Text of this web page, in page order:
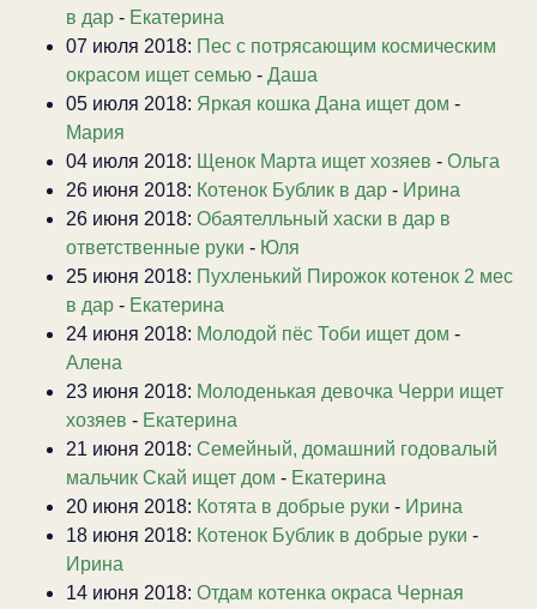
в дар - Екатерина
07 июля 2018: Пес с потрясающим космическим
окрасом ищет семью - Даша
05 июля 2018: Яркая кошка Дана ищет дом -
Мария
04 июля 2018: Щенок Марта ищет хозяев - Ольга
26 июня 2018: Котенок Бублик в дар - Ирина
26 июня 2018: Обаятелльный хаски в дар в
ответственные руки - Юля
25 июня 2018: Пухленький Пирожок котенок 2 мес
в дар - Екатерина
24 июня 2018: Молодой пёс Тоби ищет дом -
Алена
23 июня 2018: Молоденькая девочка Черри ищет
хозяев - Екатерина
21 июня 2018: Семейный, домашний годовалый
мальчик Скай ищет дом - Екатерина
20 июня 2018: Котята в добрые руки - Ирина
18 июня 2018: Котенок Бублик в добрые руки -
Ирина
14 июня 2018: Отдам котенка окраса Черная